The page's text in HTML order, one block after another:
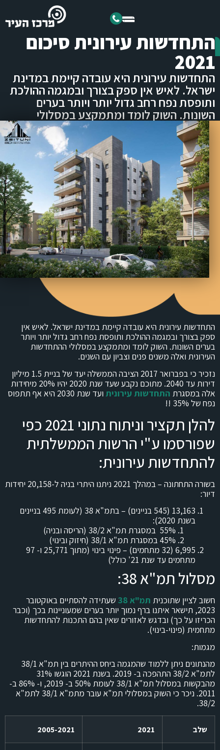
התחדשות עירונית סיכום
2021
התחדשות עירונית היא עובדה קיימת במדינת
ישראל. לאיש אין ספק בצורך ובמגמה ההולכת
ותופסת נפח רחב גדול יותר ויותר בערים
השונות. השוק לומד ומתמקצע במסלולי
התחדשות עירונית היא עובדה קיימת במדינת ישראל. לאיש אין
ספק בצורך ובמגמה ההולכת ותופסת נפח רחב גדול יותר ויותר
בערים השונות. השוק לומד ומתמקצע במסלולי ההתחדשות
העירונית ואלה משנים פנים וצביון עם השנים.
נזכיר כי בפברואר 2017 הציבה הממשלה יעד של בניית 1.5 מיליון
דירות עד 2040. מתוכם נקבע שעד שנת 2020 יהיו 20% מיחידות
אלה במסגרת התחדשות עירונית
ועד שנת 2030 היא אף תתפוס
נפח של 35% !!
להלן תקציר וניתוח נתוני 2021 כפי
שפורסמו ע"י הרשות הממשלתית
להתחדשות עירונית:
בשורה התחתונה – במהלך 2021 ניתנו היתרי בניה ל-20,158 יחידות
דיור:
13,163 (545 בניינים) – בתמ"א 38 (לעומת 495 בניינים
בשנת 2020):
55% במסגרת תמ"א 38/2 (הריסה ובניה)
45% במסגרת תמ"א 38/1 (חיזוק ובינוי)
6,995 (32 מתחמים) – פינוי בינוי (מתוך 25,771 ו- 97
מתחמים עד שנת 21' כולל)
מסלול תמ"א 38:
חשוב לציין שתוכנית תמ"א 38
שעתידה להסתיים באוקטובר
2023, תישאר איתנו ברף נמוך יותר בערים שמעוניינות בכך (וכבר
הכריזו על כך) ובדגש לאזורים שאין בהם התכנות להתחדשות
מתחמית (פינוי-בינוי).
מגמות:
מהנתונים ניתן ללמוד שהמגמה ביחס ההיתרים בין תמ"א 38/1
לתמ"א 38/2 התהפכה ב- 2019. בשנת 2021 הוגשו 31%
מהבקשות במסלול תמ"א 38/1 לעומת 50% ב- 2019, ו- 86% ב-
2011. ניכר כי השוק במסלולי תמ"א עובר מתמ"א 38/1 לתמ"א
38/2.
שלב 2021
2005-2021